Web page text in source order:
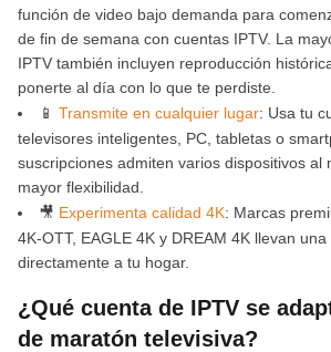
función de video bajo demanda para
de fin de semana con cuentas IPTV. La
IPTV también incluyen reproducción
ponerte al día con lo que te perdiste.
📱 Transmite en cualquier lugar: Usa tu
televisores inteligentes, PC, tabletas o
suscripciones admiten varios dispositivos al
mayor flexibilidad.
🎥 Experimenta calidad 4K: Marcas
4K-OTT, EAGLE 4K y DREAM 4K llevan
directamente a tu hogar.
¿Qué cuenta de IPTV se
de maratón televisiva?